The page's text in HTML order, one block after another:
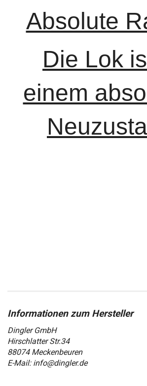
Absolute
Die Lok
einem
Dingler GmbH
Hirschlatter Str.34
88074 Meckenbeuren
E-Mail: info@dingler.de